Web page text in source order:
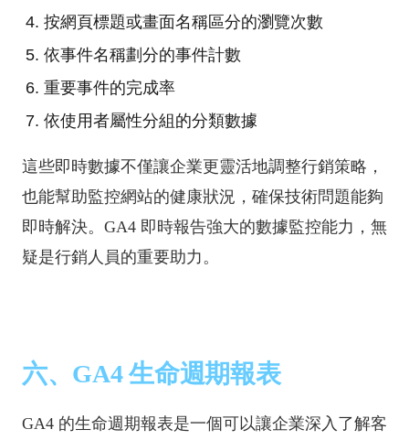
按網頁標題或畫面名稱區分的瀏覽次數
依事件名稱劃分的事件計數
重要事件的完成率
依使用者屬性分組的分類數據
這些即時數據不僅讓企業更靈活地調整行銷策略，
也能幫助監控網站的健康狀況，確保技術問題能夠
即時解決。GA4 即時報告強大的數據監控能力，無
疑是行銷人員的重要助力。
六、GA4 生命週期報表
GA4 的生命週期報表是一個可以讓企業深入了解客